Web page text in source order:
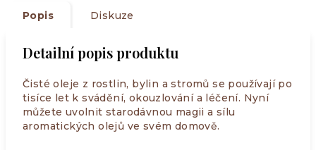
Popis Diskuze
Detailní popis produktu
Čisté oleje z rostlin, bylin a stromů se používají po
tisíce let k svádění, okouzlování a léčení. Nyní
můžete uvolnit starodávnou magii a sílu
aromatických olejů ve svém domově.